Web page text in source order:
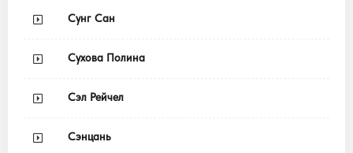
Сунг Сан
Сухова Полина
Сэл Рейчел
Сэнцань